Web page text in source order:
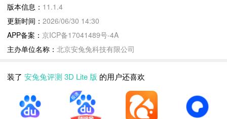
下载安兔兔评测 3D Lite 版到手机上面的方法有很多。 安卓系统的
手机可以在豌豆荚或者PP助手等手机助手里面一键下载安装！也可
以通过电脑端用手机扫描安兔兔评测 3D Lite 版下载的二维码获取下
载链接！有手机端直接访问网页下载也是可以的，下面就为大家介绍
第一步：
然可以用手机都是自带网页浏览器的，我这边使用的是华为手机下载
最新安兔兔评测 3D Lite 版
版本信息： 11.1.4
更新时间： 2026/06/30 14:30
APP备案： 京ICP备17041489号-4A
主办单位名称： 北京安兔兔科技有限公司
装了 安兔兔评测 3D Lite 版 的用户还喜欢